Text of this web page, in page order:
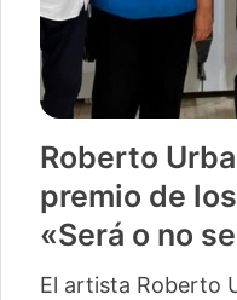
Roberto
premio de
«Será o no
El artista Roberto